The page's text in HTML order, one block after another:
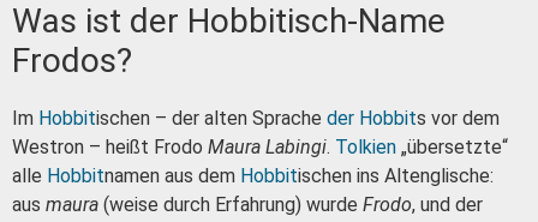
Was ist der Hobbitisch-Name
Frodos?
Im Hobbitischen – der alten Sprache der Hobbits vor dem
Westron – heißt Frodo Maura Labingi. Tolkien „übersetzte“
alle Hobbitnamen aus dem Hobbitischen ins Altenglische:
aus maura (weise durch Erfahrung) wurde Frodo, und der